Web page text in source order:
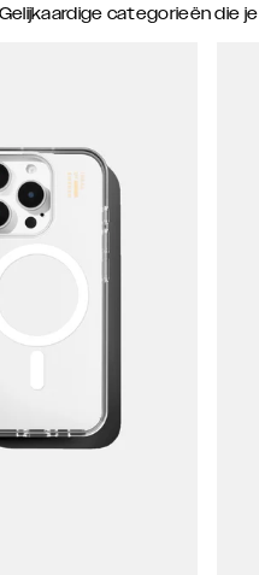
Gelijkaardige categorieën die